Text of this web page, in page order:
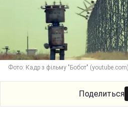
Фото: Кадр з фільму "Бобот" (youtube.com)
Поделиться